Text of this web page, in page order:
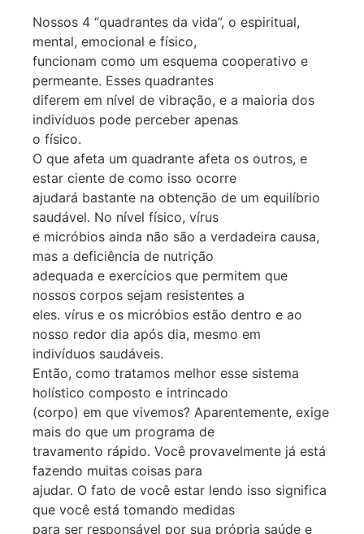
Nossos 4 “quadrantes da vida”, o espiritual,
mental, emocional e físico,
funcionam como um esquema cooperativo e
permeante. Esses quadrantes
diferem em nível de vibração, e a maioria dos
indivíduos pode perceber apenas
o físico.
O que afeta um quadrante afeta os outros, e
estar ciente de como isso ocorre
ajudará bastante na obtenção de um equilíbrio
saudável. No nível físico, vírus
e micróbios ainda não são a verdadeira causa,
mas a deficiência de nutrição
adequada e exercícios que permitem que
nossos corpos sejam resistentes a
eles. vírus e os micróbios estão dentro e ao
nosso redor dia após dia, mesmo em
indivíduos saudáveis.
Então, como tratamos melhor esse sistema
holístico composto e intrincado
(corpo) em que vivemos? Aparentemente, exige
mais do que um programa de
travamento rápido. Você provavelmente já está
fazendo muitas coisas para
ajudar. O fato de você estar lendo isso significa
que você está tomando medidas
para ser responsável por sua própria saúde e